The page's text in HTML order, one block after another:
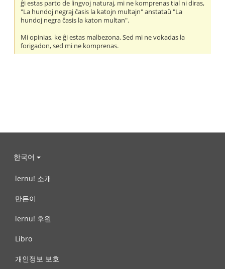
ĝi estas parto de lingvoj naturaj, mi ne komprenas tial ni diras,
"La hundoj negraj ĉasis la katojn multajn" anstataŭ "La
hundoj negra ĉasis la katon multan".
Mi opinias, ke ĝi estas malbezona. Sed mi ne vokadas la
forigadon, sed mi ne komprenas.
한국어
lernu! 소개
만든이
lernu! 후원
Libro
개인정보 보호